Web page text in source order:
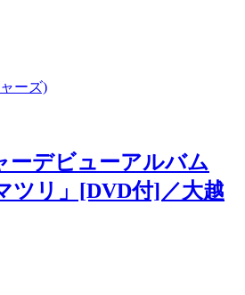
ーズ)
ーデビューアルバム
ツリ」[DVD付]／大越